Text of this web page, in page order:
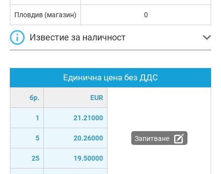
Единична цена без ДДС
бр. EUR
1 21.21000
5 20.26000
25 19.50000
Запитване
Пловдив (магазин) 0
Известие за наличност